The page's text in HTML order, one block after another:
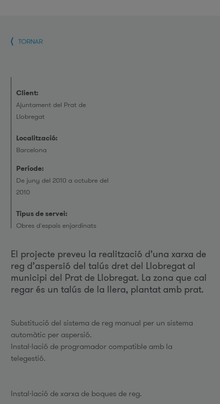
TORNAR
Client:
Ajuntament del Prat de
Llobregat
Localització:
Barcelona
Període:
De juny del 2010 a octubre del
2010
Tipus de servei:
Obres d'espais enjardinats
El projecte preveu la realització d’una xarxa de
reg d’aspersió del talús dret del Llobregat al
municipi del Prat de Llobregat. La zona que cal
regar és un talús de la llera, plantat amb prat.
Substitució del sistema de reg manual per un sistema
automàtic per aspersió.
Instal·lació de programador compatible amb la
telegestió.
Instal·lació de xarxa de boques de reg.